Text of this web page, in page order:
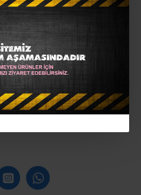
bilgileriniz internet güvenlik
ile 128 Bit şifrelenmiştir
güveli kredi kartı ödemeleri
üzerindeki dolaşımları
bu bilgilerinizin istenilmeyen
önlenmiştir. Gizlilik
bize e-mail